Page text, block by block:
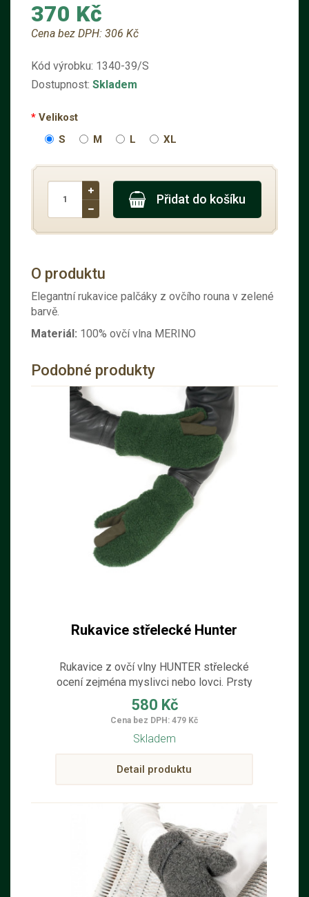
370 Kč
Cena bez DPH: 306 Kč
Kód výrobku: 1340-39/S
Dostupnost: Skladem
Velikost
S
M L XL
Přidat do košíku
O produktu
Elegantní rukavice palčáky z ovčího rouna v zelené
barvě.
Materiál: 100% ovčí vlna MERINO
Podobné produkty
Rukavice střelecké Hunter
Rukavice z ovčí vlny HUNTER střelecké
ocení zejména myslivci nebo lovci. Prsty
na spoušť jsou opatřeny textilií.
580 Kč
Cena bez DPH: 479 Kč
Skladem
Detail produktu